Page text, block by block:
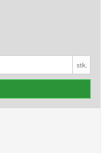
stk.